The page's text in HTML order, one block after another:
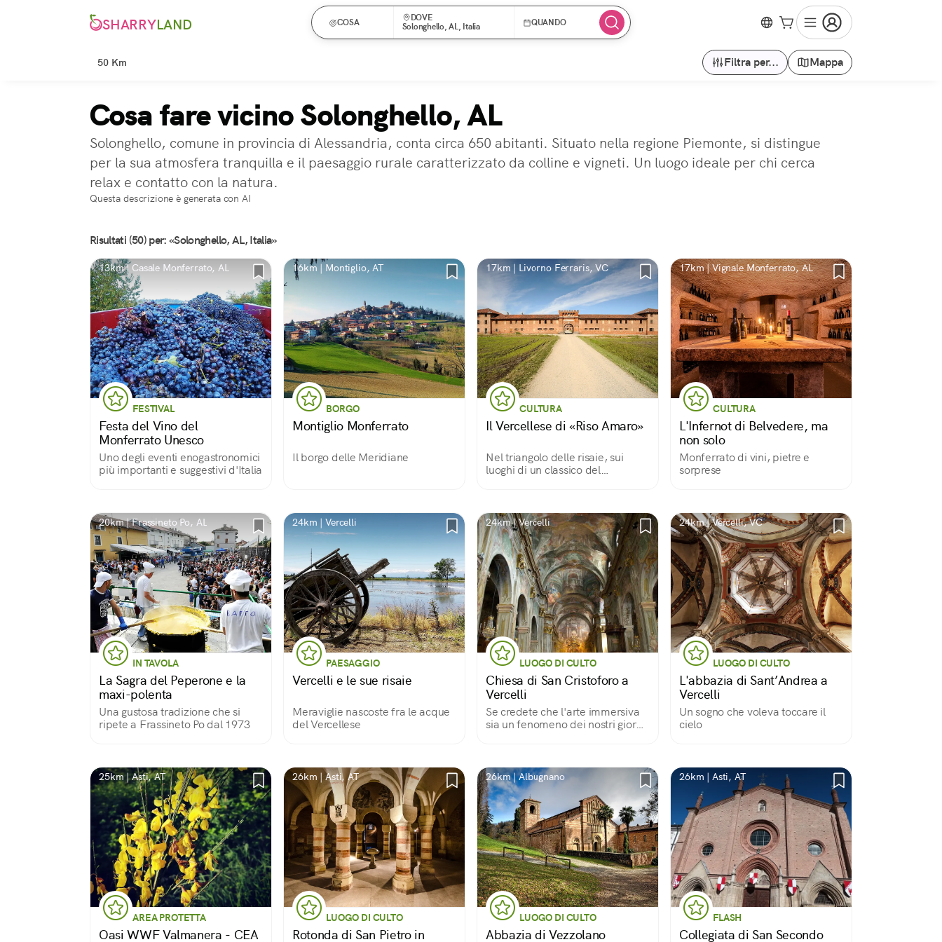
SHARRYLAND COSA
DOVE
Solonghello, AL, Italia
QUANDO
50 Km Filtra per... Mappa
Cosa fare vicino Solonghello, AL
Solonghello, comune in provincia di Alessandria, conta circa 650 abitanti. Situato nella regione Piemonte, si distingue
per la sua atmosfera tranquilla e il paesaggio rurale caratterizzato da colline e vigneti. Un luogo ideale per chi cerca
relax e contatto con la natura.
Questa descrizione è generata con AI
Risultati (50) per: «Solonghello, AL, Italia»
13km | Casale Monferrato, AL
FESTIVAL
Festa del Vino del
Monferrato Unesco
Uno degli eventi enogastronomici
più importanti e suggestivi d'Italia
16km | Montiglio, AT
BORGO
Montiglio Monferrato
Il borgo delle Meridiane
17km | Livorno Ferraris, VC
CULTURA
Il Vercellese di «Riso Amaro»
Nel triangolo delle risaie, sui
luoghi di un classico del
17km | Vignale Monferrato, AL
CULTURA
L'Infernot di Belvedere, ma
non solo
Monferrato di vini, pietre e
sorprese
20km | Frassineto Po, AL
IN TAVOLA
La Sagra del Peperone e la
maxi-polenta
Una gustosa tradizione che si
ripete a Frassineto Po dal 1973
24km | Vercelli
PAESAGGIO
Vercelli e le sue risaie
Meraviglie nascoste fra le acque
del Vercellese
24km | Vercelli
LUOGO DI CULTO
Chiesa di San Cristoforo a
Vercelli
Se credete che l'arte immersiva
sia un fenomeno dei nostri giorni,
24km | Vercelli, VC
LUOGO DI CULTO
L'abbazia di Sant’Andrea a
Vercelli
Un sogno che voleva toccare il
cielo
25km | Asti, AT
AREA PROTETTA
Oasi WWF Valmanera - CEA
26km | Asti, AT
LUOGO DI CULTO
Rotonda di San Pietro in
26km | Albugnano
LUOGO DI CULTO
Abbazia di Vezzolano
26km | Asti, AT
FLASH
Collegiata di San Secondo